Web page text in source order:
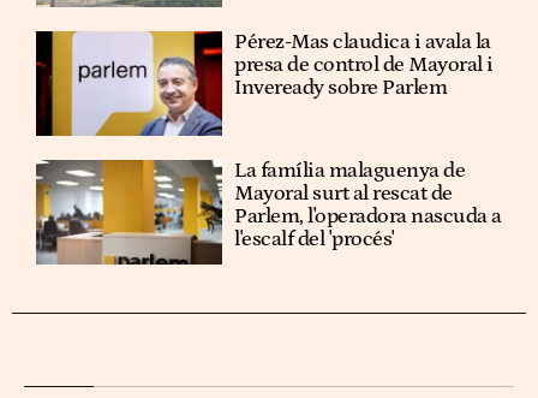
Pérez-Mas claudica i avala la
presa de control de Mayoral i
Inveready sobre Parlem
La família malaguenya de
Mayoral surt al rescat de
Parlem, l'operadora nascuda a
l'escalf del 'procés'